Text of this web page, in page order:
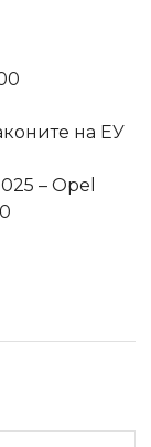
на ЕУ
– Opel